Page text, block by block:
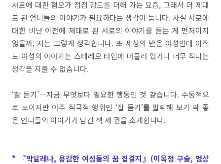
서로에 대한 혐오가 점점 강도를 더해 가는 요즘, 그래서 더 제대
로 된 언니들의 이야기가 필요하다는 생각이 듭니다. 사실 서로에
대한 비난 이전에 제대로 된 서로의 이야기를 듣는 게 먼저이지
않을까, 저는 그렇게 생각합니다. 또 세상의 반은 여성인데 아직
도 여성의 이야기는 스테레오 타입에 머물러 있거나 너무 적다는
생각을 지울 수 없습니다.
‘잘 듣기’―지금 무엇보다 필요한 행동인 것 같습니다. 수동적으
로 보이지만 아주 적극적 행위인 ‘잘 듣기’를 발휘해 보기 딱 좋
은 언니들의 이야기가 담긴 책 세 권을 소개합니다.
* 『막달레나, 용감한 여성들의 꿈 집결지』(이옥정 구술, 엄상